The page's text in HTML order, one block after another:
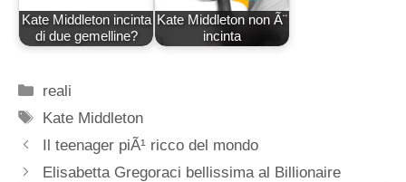
Kate Middleton incinta
di due gemelline?
Kate Middleton non Ã¨
incinta
Categorie
reali
Tag
Kate Middleton
Il teenager piÃ¹ ricco del mondo
Elisabetta Gregoraci bellissima al Billionaire